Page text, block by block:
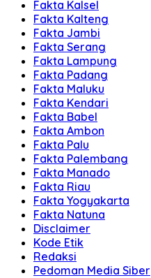
Fakta Kalsel
Fakta Kalteng
Fakta Jambi
Fakta Serang
Fakta Lampung
Fakta Padang
Fakta Maluku
Fakta Kendari
Fakta Babel
Fakta Ambon
Fakta Palu
Fakta Palembang
Fakta Manado
Fakta Riau
Fakta Yogyakarta
Fakta Natuna
Disclaimer
Kode Etik
Redaksi
Pedoman Media Siber